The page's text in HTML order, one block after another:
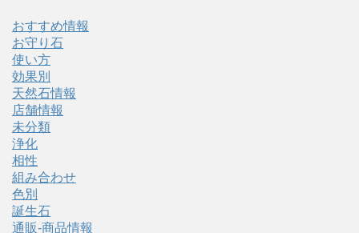
おすすめ情報
お守り石
使い方
効果別
天然石情報
店舗情報
未分類
浄化
相性
組み合わせ
色別
誕生石
通販-商品情報